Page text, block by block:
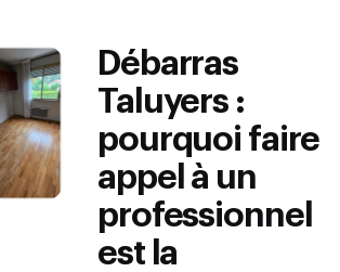
Débarras
Taluyers :
pourquoi faire
appel à un
professionnel
est la